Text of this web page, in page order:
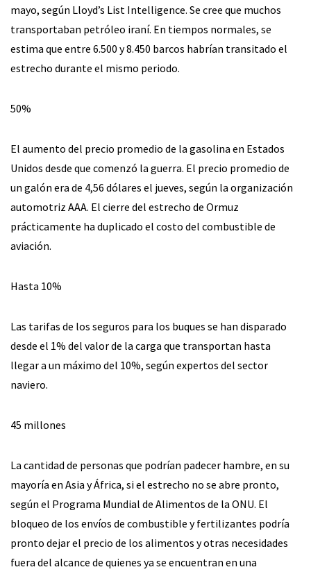
mayo, según Lloyd’s List Intelligence. Se cree que muchos
transportaban petróleo iraní. En tiempos normales, se
estima que entre 6.500 y 8.450 barcos habrían transitado el
estrecho durante el mismo periodo.
50%
El aumento del precio promedio de la gasolina en Estados
Unidos desde que comenzó la guerra. El precio promedio de
un galón era de 4,56 dólares el jueves, según la organización
automotriz AAA. El cierre del estrecho de Ormuz
prácticamente ha duplicado el costo del combustible de
aviación.
Hasta 10%
Las tarifas de los seguros para los buques se han disparado
desde el 1% del valor de la carga que transportan hasta
llegar a un máximo del 10%, según expertos del sector
naviero.
45 millones
La cantidad de personas que podrían padecer hambre, en su
mayoría en Asia y África, si el estrecho no se abre pronto,
según el Programa Mundial de Alimentos de la ONU. El
bloqueo de los envíos de combustible y fertilizantes podría
pronto dejar el precio de los alimentos y otras necesidades
fuera del alcance de quienes ya se encuentran en una